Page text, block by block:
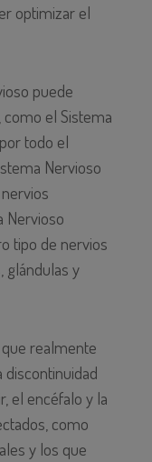
optimizar el
puede
el Sistema
todo el
Nervioso
Nervioso
tipo de nervios
glándulas y
realmente
discontinuidad
el encéfalo y la
como
y los que